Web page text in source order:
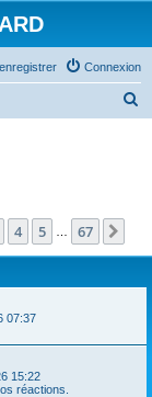
Connexion
c
4 5 67
07:37
15:22
réactions.